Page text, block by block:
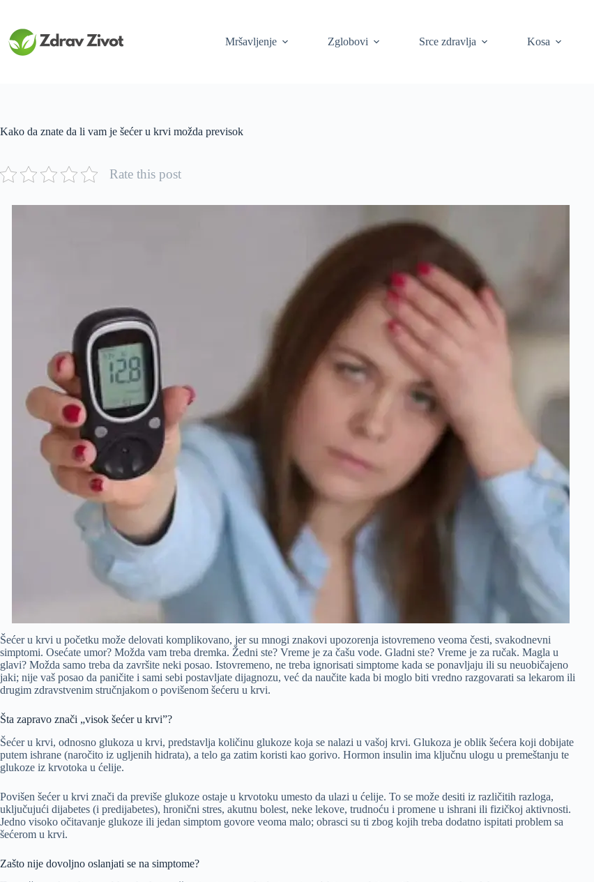
content
Mršavljenje
Zglobovi Srce zdravlja Kosa
Kako da znate da li vam je šećer u krvi možda previsok
Rate this post
Šećer u krvi u početku može delovati komplikovano, jer su mnogi znakovi upozorenja istovremeno veoma česti, svakodnevni
simptomi. Osećate umor? Možda vam treba dremka. Žedni ste? Vreme je za čašu vode. Gladni ste? Vreme je za ručak. Magla u
glavi? Možda samo treba da završite neki posao. Istovremeno, ne treba ignorisati simptome kada se ponavljaju ili su neuobičajeno
jaki; nije vaš posao da paničite i sami sebi postavljate dijagnozu, već da naučite kada bi moglo biti vredno razgovarati sa lekarom ili
drugim zdravstvenim stručnjakom o povišenom šećeru u krvi.
Šta zapravo znači „visok šećer u krvi”?
Šećer u krvi, odnosno glukoza u krvi, predstavlja količinu glukoze koja se nalazi u vašoj krvi. Glukoza je oblik šećera koji dobijate
putem ishrane (naročito iz ugljenih hidrata), a telo ga zatim koristi kao gorivo. Hormon insulin ima ključnu ulogu u premeštanju te
glukoze iz krvotoka u ćelije.
Povišen šećer u krvi znači da previše glukoze ostaje u krvotoku umesto da ulazi u ćelije. To se može desiti iz različitih razloga,
uključujući dijabetes (i predijabetes), hronični stres, akutnu bolest, neke lekove, trudnoću i promene u ishrani ili fizičkoj aktivnosti.
Jedno visoko očitavanje glukoze ili jedan simptom govore veoma malo; obrasci su ti zbog kojih treba dodatno ispitati problem sa
šećerom u krvi.
Zašto nije dovoljno oslanjati se na simptome?